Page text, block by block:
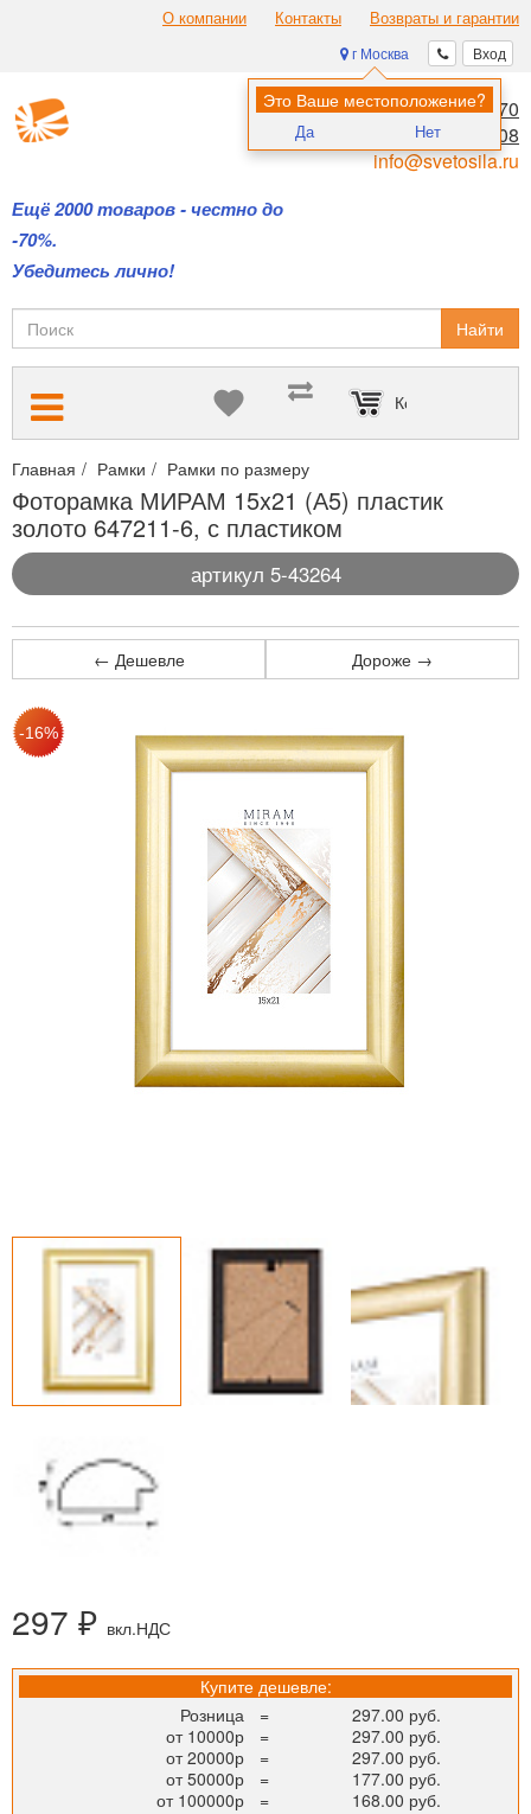
О компании Контакты Возвраты и гарантии
Вход
г Москва
Это Ваше местоположение?
Да Нет
Ещё 2000 товаров - честно до
-70%.
Убедитесь лично!
8 (495) 970-00-70
8 (800) 700-11-08
info@svetosila.ru
Найти
Корзина пуста
Главная Рамки Рамки по размеру
Фоторамка МИРАМ 15x21 (А5) пластик
золото 647211-6, с пластиком
артикул 5-43264
← Дешевле Дороже →
297 ₽ вкл.НДС
Купите дешевле:
Розница
=
297.00 руб.
от 10000р
=
297.00 руб.
от 20000р
=
297.00 руб.
от 50000р
=
177.00 руб.
от 100000р
= 168.00 руб.